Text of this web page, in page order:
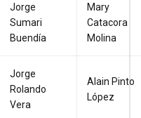
Jorge
Sumari
Buendía
Mary
Catacora
Molina
Jorge
Rolando
Vera
Alain Pinto
López